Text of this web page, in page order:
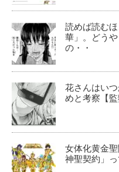
読めば読む
華」。どう
の・・
花さんはい
めと考察【監
女体化黄金
神聖契約」